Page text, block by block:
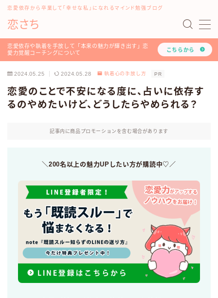
恋さち
恋愛依存から卒業して「幸せな私」になれるマインド勉強ブログ
#16198 (タイトルなし)
「どうして私はいつも愛されないの？」を解決する『恋
愛認知力アップ！LINEレッスン』について
細について
お問い合わせ
ツラい恋愛依存や執着を手放し、幸せな人生を叶える！
プライバシーポリシー
恋愛・LINE依存から卒業したいあなたへ
有料記事の決済完了ページ
運営者情報
恋愛依存や執着を手放して「本来の魅力が輝き出す」恋
愛力覚醒コーチングについて
こちらから
2024.05.25 2024.05.28 執着心の手放し方 PR
恋愛のことで不安になる度に、占いに依存す
るのやめたいけど、どうしたらやめられる？
記事内に商品プロモーションを含む場合があります
＼200名以上の魅力UPしたい方が購読中♡／